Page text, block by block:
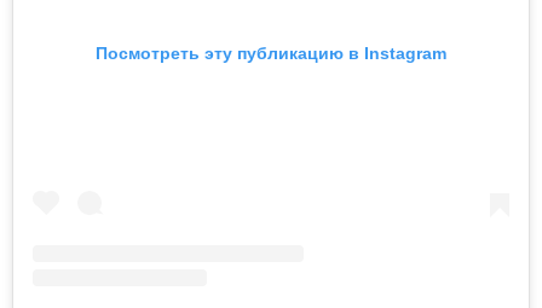
Посмотреть эту публикацию в Instagram